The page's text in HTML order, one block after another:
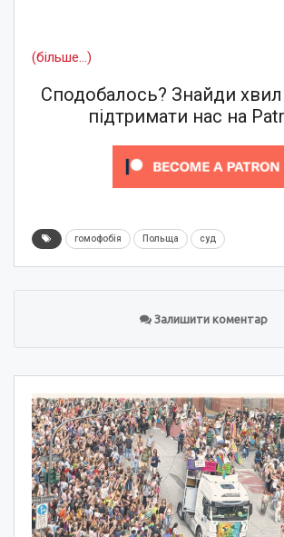
(більше…)
Сподобалось? Знайди
підтримати нас на
гомофобія Польща суд
Залишити коментар